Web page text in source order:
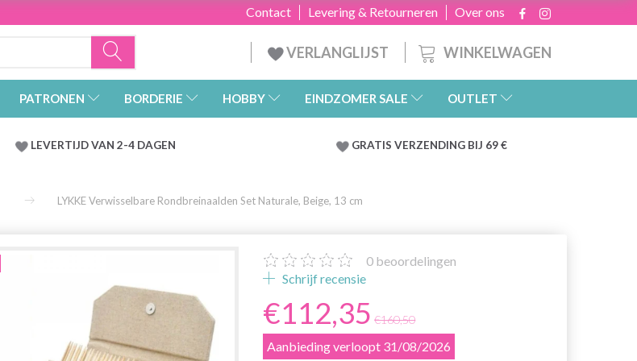
Over ons
Levering & Retourneren
Contact
WINKELWAGEN
VERLANGLIJST
PATRONEN BORDERIE HOBBY EINDZOMER SALE OUTLET
LEVERTIJD VAN 2-4 DAGEN GRATIS VERZENDING BIJ 69 €
LYKKE Verwisselbare Rondbreinaalden Set Naturale, Beige, 13 cm
0 beoordelingen
Schrijf recensie
€112,35 €160,50
Aanbieding verloopt 31/08/2026